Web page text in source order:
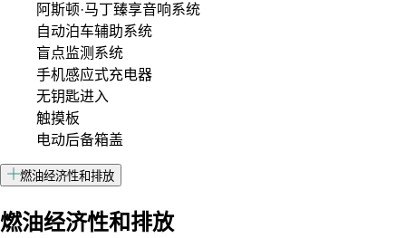
阿斯顿·马丁臻享音响系统
自动泊车辅助系统
盲点监测系统
手机感应式充电器
无钥匙进入
触摸板
电动后备箱盖
燃油经济性和排放
燃油经济性和排放